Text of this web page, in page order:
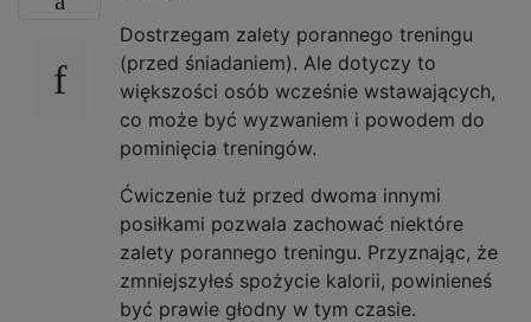
Dostrzegam zalety porannego treningu
(przed śniadaniem). Ale dotyczy to
większości osób wcześnie wstawających,
co może być wyzwaniem i powodem do
pominięcia treningów.
Ćwiczenie tuż przed dwoma innymi
posiłkami pozwala zachować niektóre
zalety porannego treningu. Przyznając, że
zmniejszyłeś spożycie kalorii, powinieneś
być prawie głodny w tym czasie.